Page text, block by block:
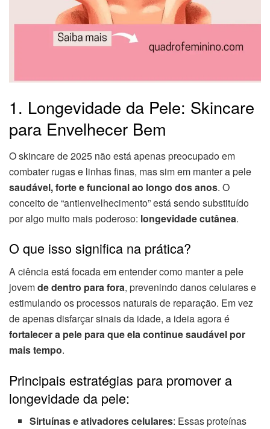
1. Longevidade da Pele: Skincare
para Envelhecer Bem
O skincare de 2025 não está apenas preocupado em
combater rugas e linhas finas, mas sim em manter a pele
saudável, forte e funcional ao longo dos anos. O
conceito de “antienvelhecimento” está sendo substituído
por algo muito mais poderoso: longevidade cutânea.
O que isso significa na prática?
A ciência está focada em entender como manter a pele
jovemde dentro para fora, prevenindo danos celulares e
estimulando os processos naturais de reparação. Em vez
de apenas disfarçar sinais da idade, a ideia agora é
fortalecer a pele para que ela continue saudável por
mais tempo.
Principais estratégias para promover a
longevidade da pele:
Sirtuínas e ativadores celulares: Essas proteínas